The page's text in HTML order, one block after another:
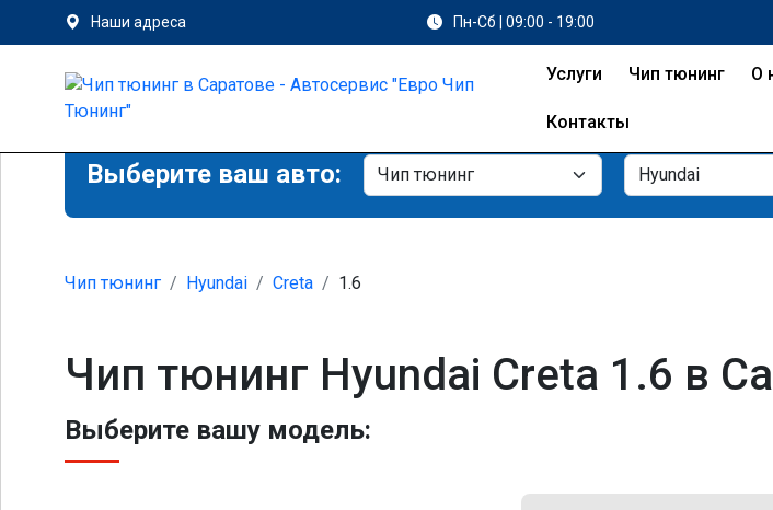
Наши адреса Пн-Сб | 09:00 - 19:00
Услуги Чип тюнинг О
Контакты
Выберите ваш авто:
Чип тюнинг Hyundai Creta 1.6
Чип тюнинг Hyundai Creta 1.6 в
Выберите вашу модель: